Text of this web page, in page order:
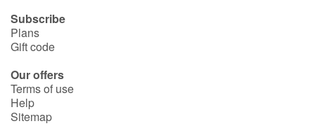
Subscribe
Plans
Gift code
Our offers
Terms of use
Help
Sitemap